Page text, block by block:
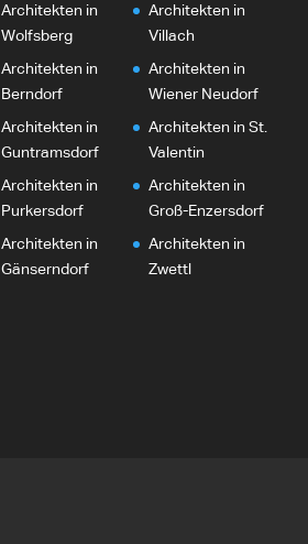
Architekten in
Wolfsberg
Architekten in
Villach
Architekten in
Berndorf
Architekten in
Wiener Neudorf
Architekten in
Guntramsdorf
Architekten in St.
Valentin
Architekten in
Purkersdorf
Architekten in
Groß-Enzersdorf
Architekten in
Gänserndorf
Architekten in
Zwettl